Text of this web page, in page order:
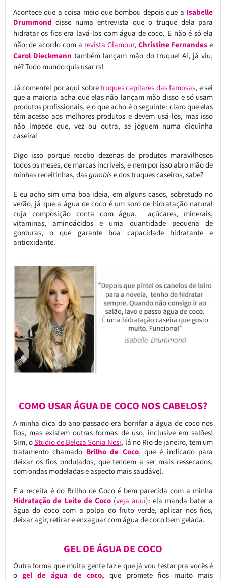
Acontece que a coisa meio que bombou depois que a Isabelle
Drummonddisse numa entrevista que o truque dela para
hidratar os fios era lavá-los com água de coco. E não é só ela
não: de acordo com a revista Glamour, Christine Fernandes e
Carol Dieckmann também lançam mão do truque! Aí, já viu,
né? Todo mundo quis usar rs!
Já comentei por aqui sobretruques capilares das famosas, e sei
que a maioria acha que elas não lançam mão disso e só usam
produtos profissionais, e o que acho é o seguinte: claro que elas
têm acesso aos melhores produtos e devem usá-los, mas isso
não impede que, vez ou outra, se joguem numa diquinha
caseira!
Digo isso porque recebo dezenas de produtos maravilhosos
todos os meses, de marcas incríveis, e nem por isso abro mão de
minhas receitinhas, dasgambise dos truques caseiros, sabe?
E eu acho sim uma boa ideia, em alguns casos, sobretudo no
verão, já que a água de coco é um soro de hidratação natural
cuja composição conta com água, açúcares, minerais,
vitaminas, aminoácidos e uma quantidade pequena de
gorduras, o que garante boa capacidade hidratante e
antioxidante.
COMO USAR ÁGUA DE COCO NOS CABELOS?
A minha dica do ano passado era borrifar a água de coco nos
fios, mas existem outras formas de uso, inclusive em salões!
Sim, oStudio de Beleza Sonia Nesi, lá no Rio de janeiro, tem um
tratamento chamado Brilho de Coco, que é indicado para
deixar os fios ondulados, que tendem a ser mais ressecados,
com ondas modeladas e aspecto mais saudável.
E a receita é do Brilho de Coco é bem parecida com a minha
Hidratação de Leite de Coco(veja aqui): ela manda bater a
água do coco com a polpa do fruto verde, aplicar nos fios,
deixar agir, retirar e enxaguar com água de coco bem gelada.
GEL DE ÁGUA DE COCO
Outra forma que muita gente faz e que já vou testar pra vocês é
ogel de água de coco,que promete fios muito mais